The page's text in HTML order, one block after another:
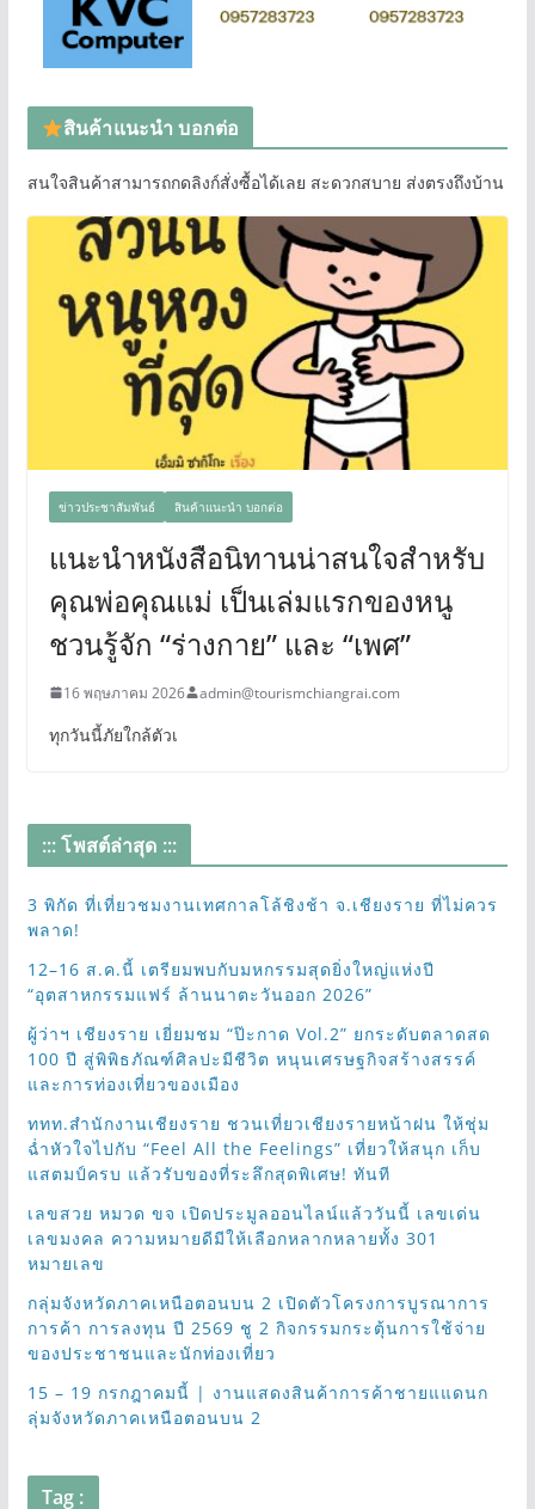
สินค้าแนะนำ บอกต่อ
สนใจสินค้าสามารถกดลิงก์สั่งซื้อได้เลย สะดวกสบาย ส่งตรงถึงบ้าน
ข่าวประชาสัมพันธ์ สินค้าแนะนำ บอกต่อ
แนะนำหนังสือนิทานน่าสนใจสำหรับ
คุณพ่อคุณแม่ เป็นเล่มแรกของหนู
ชวนรู้จัก “ร่างกาย” และ “เพศ”
16 พฤษภาคม 2026 admin@tourismchiangrai.com
ทุกวันนี้ภัยใกล้ตัวเ
::: โพสต์ล่าสุด :::
3 พิกัด ที่เที่ยวชมงานเทศกาลโล้ชิงช้า จ.เชียงราย ที่ไม่ควร
พลาด!
12–16 ส.ค.นี้ เตรียมพบกับมหกรรมสุดยิ่งใหญ่แห่งปี
“อุตสาหกรรมแฟร์ ล้านนาตะวันออก 2026”
ผู้ว่าฯ เชียงราย เยี่ยมชม “ป๊ะกาด Vol.2” ยกระดับตลาดสด
100 ปี สู่พิพิธภัณฑ์ศิลปะมีชีวิต หนุนเศรษฐกิจสร้างสรรค์
และการท่องเที่ยวของเมือง
ททท.สำนักงานเชียงราย ชวนเที่ยวเชียงรายหน้าฝน ให้ชุ่ม
ฉ่ำหัวใจไปกับ “Feel All the Feelings” เที่ยวให้สนุก เก็บ
แสตมป์ครบ แล้วรับของที่ระลึกสุดพิเศษ! ทันที
เลขสวย หมวด ขจ เปิดประมูลออนไลน์แล้ววันนี้ เลขเด่น
เลขมงคล ความหมายดีมีให้เลือกหลากหลายทั้ง 301
หมายเลข
กลุ่มจังหวัดภาคเหนือตอนบน 2 เปิดตัวโครงการบูรณาการ
การค้า การลงทุน ปี 2569 ชู 2 กิจกรรมกระตุ้นการใช้จ่าย
ของประชาชนและนักท่องเที่ยว
15 – 19 กรกฎาคมนี้ | งานแสดงสินค้าการค้าชายแแดนก
ลุ่มจังหวัดภาคเหนือตอนบน 2
Tag :